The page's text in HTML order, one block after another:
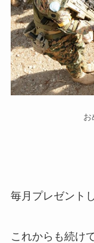
お
毎月プレゼント
これからも続け